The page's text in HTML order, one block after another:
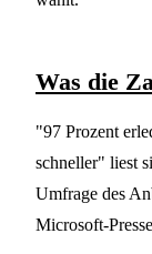
Was die
"97 Prozent
schneller" liest
Umfrage des
Microsoft-